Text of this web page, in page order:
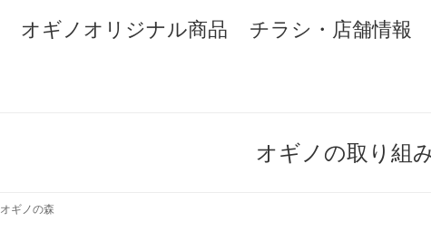
オギノオリジナル商品 チラシ・店舗情報
オギノの取り組
オギノの森